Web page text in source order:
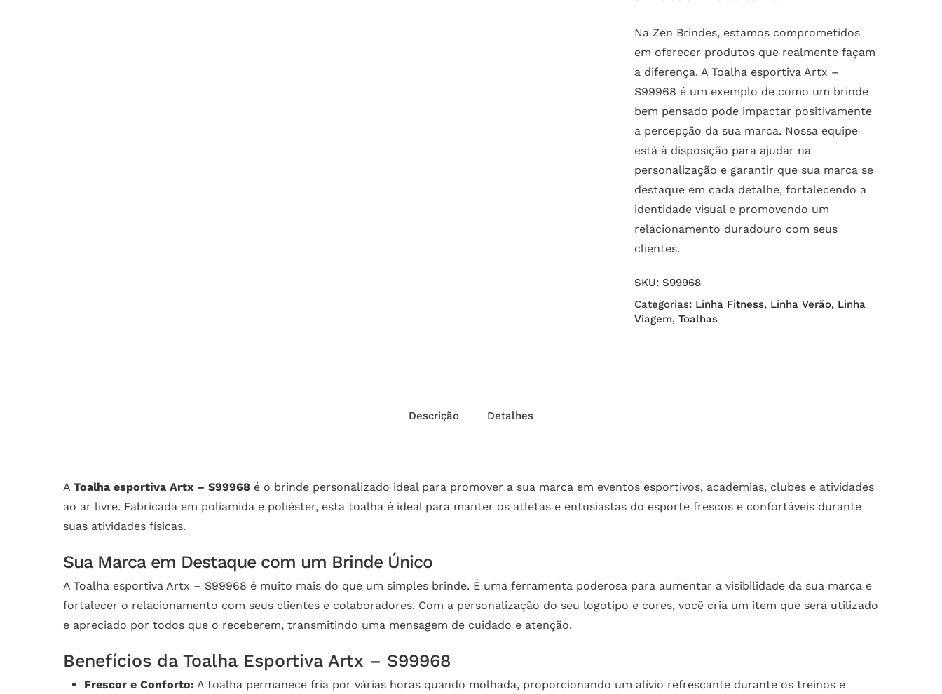
Na Zen Brindes, estamos comprometidos
em oferecer produtos que realmente façam
a diferença. A Toalha esportiva Artx –
S99968 é um exemplo de como um brinde
bem pensado pode impactar positivamente
a percepção da sua marca. Nossa equipe
está à disposição para ajudar na
personalização e garantir que sua marca se
destaque em cada detalhe, fortalecendo a
identidade visual e promovendo um
relacionamento duradouro com seus
clientes.
SKU: S99968
Categorias: Linha Fitness, Linha Verão, Linha
Viagem, Toalhas
Descrição Detalhes
A Toalha esportiva Artx – S99968 é o brinde personalizado ideal para promover a sua marca em eventos esportivos, academias, clubes e atividades
ao ar livre. Fabricada em poliamida e poliéster, esta toalha é ideal para manter os atletas e entusiastas do esporte frescos e confortáveis durante
suas atividades físicas.
Sua Marca em Destaque com um Brinde Único
A Toalha esportiva Artx – S99968 é muito mais do que um simples brinde. É uma ferramenta poderosa para aumentar a visibilidade da sua marca e
fortalecer o relacionamento com seus clientes e colaboradores. Com a personalização do seu logotipo e cores, você cria um item que será utilizado
e apreciado por todos que o receberem, transmitindo uma mensagem de cuidado e atenção.
Benefícios da Toalha Esportiva Artx – S99968
Frescor e Conforto: A toalha permanece fria por várias horas quando molhada, proporcionando um alívio refrescante durante os treinos e